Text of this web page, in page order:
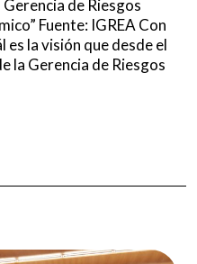
Gerencia de Riesgos
Fuente: IGREA Con
es la visión que desde el
la Gerencia de Riesgos